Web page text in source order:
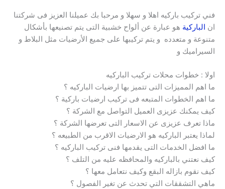
فني تركيب باركيه اهلا و سهلا و مرحبا بك عميلنا العزيز فى شركتنا
ان الباركية هو عبارة عن ألواح خشبية التى يتم تصنيعها بأشكال
متنوعة و متعدده و يتم تركيبها على جميع الأرضيات مثل البلاط و
السيراميك و
اولا : خطوات محلات تركيب الباركيه
ما اهم المميزات التى تتميز بها ارضيات الباركيه ؟
ما اهم الخطوات المتبعه فى تركيب ارضيات باركية ؟
كيف يمكنك عزيزى العميل التواصل مع الشركة ؟
ماذا تعرف عزيزى عن الاسعار التى تعرضها الشركة ؟
لماذا يعتبر الباركيه هو الارضيات الاقرب من الطبيعه ؟
ما افضل الخدمات التى يقدمها فنى تركيب الباركيه ؟
كيف نعتني بالباركيه والمحافظه عليه من التلف ؟
كيف نقوم بازاله البقع وكيف نتعامل معها ؟
ماهي التشققات التي تحدث عن تغير الفصول ؟